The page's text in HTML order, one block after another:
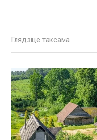
Глядзіце таксама